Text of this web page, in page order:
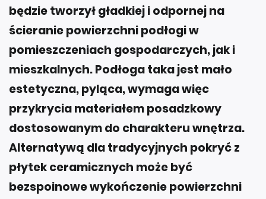
będzie tworzył gładkiej i odpornej na
ścieranie powierzchni podłogi w
pomieszczeniach gospodarczych, jak i
mieszkalnych. Podłoga taka jest mało
estetyczna, pyląca, wymaga więc
przykrycia materiałem posadzkowy
dostosowanym do charakteru wnętrza.
Alternatywą dla tradycyjnych pokryć z
płytek ceramicznych może być
bezspoinowe wykończenie powierzchni